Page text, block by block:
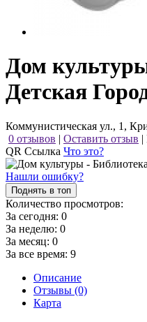
Дом
Детская
Коммунистическая ул., 1,
0 отзывов | Оставить отзыв |
QR Ссылка Что это?
Нашли ошибку?
Поднять в топ
Количество просмотров:
За сегодня: 0
За неделю: 0
За месяц: 0
За все время: 9
Описание
Отзывы (0)
Карта